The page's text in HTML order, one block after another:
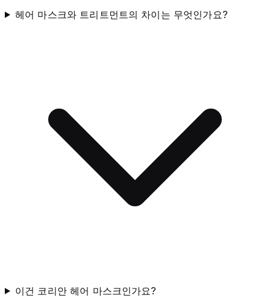
헤어 마스크와 트리트먼트의 차이는 무엇인가요?
이건 코리안 헤어 마스크인가요?